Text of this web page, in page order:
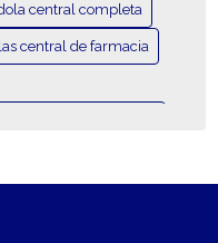
central completa
central de farmacia